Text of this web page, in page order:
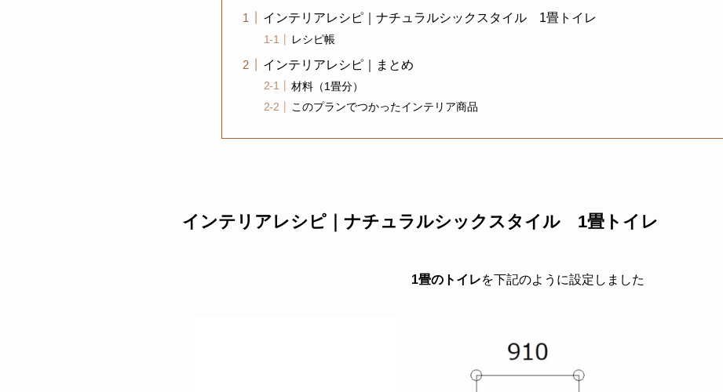
インテリアレシピ｜ナチュラルシックスタイル 1畳トイレ
レシピ帳
インテリアレシピ｜まとめ
材料（1畳分）
このプランでつかったインテリア商品
インテリアレシピ｜ナチュラルシックスタイル 1畳トイレ
1畳のトイレを下記のように設定しました